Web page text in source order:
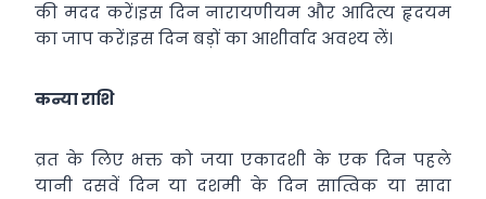
की मदद करें।इस दिन नारायणीयम और आदित्य हृदयम
का जाप करें।इस दिन बड़ों का आशीर्वाद अवश्य लें।
कन्या राशि
व्रत के लिए भक्त को जया एकादशी के एक दिन पहले
यानी दसवें दिन या दशमी के दिन सात्विक या सादा